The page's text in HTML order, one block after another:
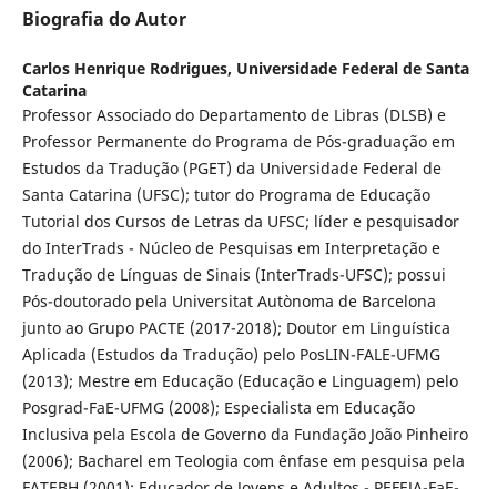
Biografia do Autor
Carlos Henrique Rodrigues, Universidade Federal de Santa
Catarina
Professor Associado do Departamento de Libras (DLSB) e
Professor Permanente do Programa de Pós-graduação em
Estudos da Tradução (PGET) da Universidade Federal de
Santa Catarina (UFSC); tutor do Programa de Educação
Tutorial dos Cursos de Letras da UFSC; líder e pesquisador
do InterTrads - Núcleo de Pesquisas em Interpretação e
Tradução de Línguas de Sinais (InterTrads-UFSC); possui
Pós-doutorado pela Universitat Autònoma de Barcelona
junto ao Grupo PACTE (2017-2018); Doutor em Linguística
Aplicada (Estudos da Tradução) pelo PosLIN-FALE-UFMG
(2013); Mestre em Educação (Educação e Linguagem) pelo
Posgrad-FaE-UFMG (2008); Especialista em Educação
Inclusiva pela Escola de Governo da Fundação João Pinheiro
(2006); Bacharel em Teologia com ênfase em pesquisa pela